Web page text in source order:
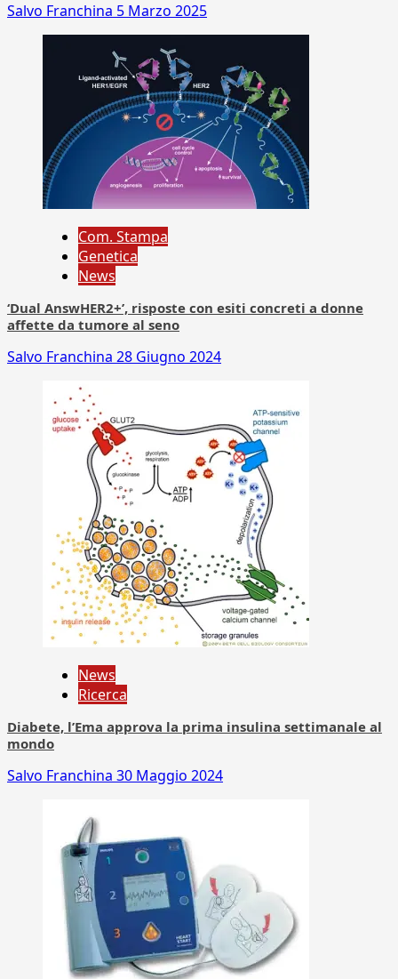
Salvo Franchina 5 Marzo 2025
Com. Stampa
Genetica
News
‘Dual AnswHER2+’, risposte con esiti concreti a donne
affette da tumore al seno
Salvo Franchina 28 Giugno 2024
News
Ricerca
Diabete, l’Ema approva la prima insulina settimanale al
mondo
Salvo Franchina 30 Maggio 2024